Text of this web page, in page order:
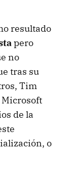
resultado
pero
no
tras su
Tim
Microsoft
de la
o